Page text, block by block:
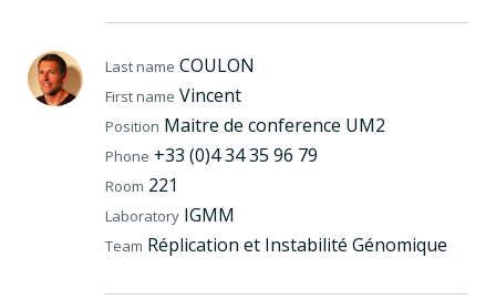
Last name COULON
First name Vincent
Position Maitre de conference UM2
Phone +33 (0)4 34 35 96 79
Room 221
Laboratory IGMM
Team Réplication et Instabilité Génomique